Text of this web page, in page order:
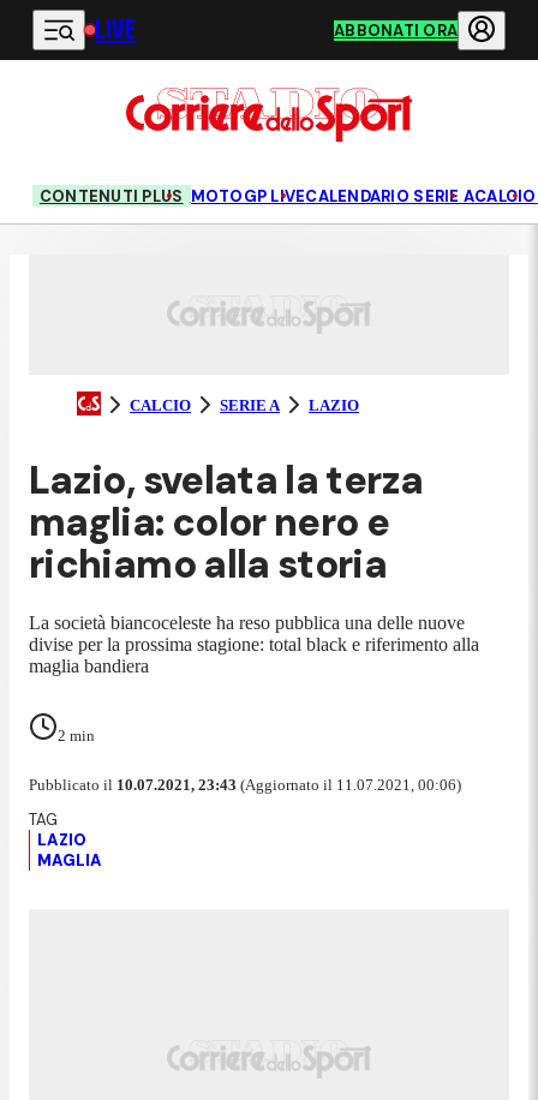
Vai al contenuto principale
LIVE ABBONATI ORA
CONTENUTI PLUS MOTOGP LIVECALENDARIO SERIE ACALCIO
CALCIO SERIE A LAZIO
Lazio, svelata la terza
maglia: color nero e
richiamo alla storia
La società biancoceleste ha reso pubblica una delle nuove
divise per la prossima stagione: total black e riferimento alla
maglia bandiera
2 min
Pubblicato il 10.07.2021, 23:43 (Aggiornato il 11.07.2021, 00:06)
LAZIO
MAGLIA